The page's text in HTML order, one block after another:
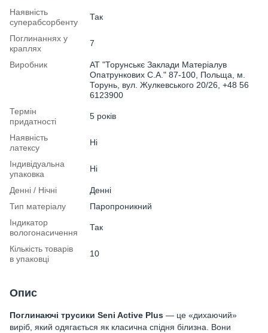
Наявність
суперабсорбенту
Так
Поглинаннях у
краплях
7
Виробник
АТ "Торунськє Заклади Матеріалув
Опатрункових С.А." 87-100, Польща, м.
Торунь, вул. Жулкевського 20/26, +48 56
6123900
Термін
придатності
5 років
Наявність
латексу
Ні
Індивідуальна
упаковка
Ні
Денні / Нічні
Денні
Тип матеріалу
Паропроникний
Індикатор
вологонасичення
Так
Кількість товарів
в упаковці
10
Опис
Поглинаючі трусики Seni Active Plus — це «дихаючий»
виріб, який одягається як класична спідня білизна. Вони